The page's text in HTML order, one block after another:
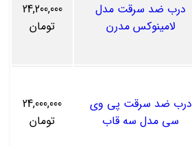
درب ضد سرقت مدل
لامینوکس مدرن
24,200,000
تومان
درب ضد سرقت پی وی
سی مدل سه قاب
24,000,000
تومان